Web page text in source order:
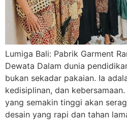
Lumiga Bali: Pabrik Garment
Dewata Dalam dunia
bukan sekadar pakaian. Ia
kedisiplinan, dan
yang semakin tinggi akan
desain yang rapi dan tahan